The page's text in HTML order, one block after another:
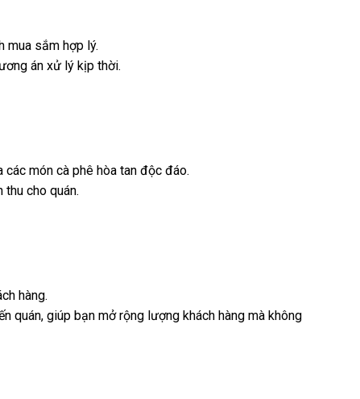
mua sắm hợp lý.
án xử lý kịp thời.
món cà phê hòa tan độc đáo.
thu cho quán.
hàng.
quán, giúp bạn mở rộng lượng khách hàng mà không